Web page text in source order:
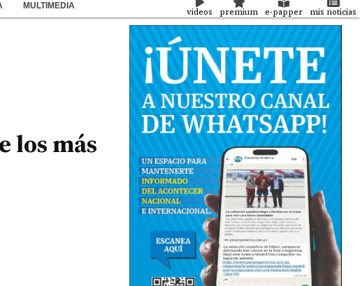
MULTIMEDIA
videos premium e-papper mis noticias
los más